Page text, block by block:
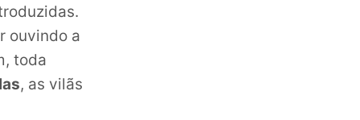
ouvindo a
toda
, as vilãs